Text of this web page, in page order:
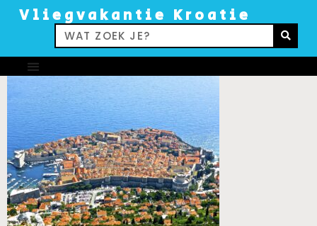
Vliegvakantie Kroatie